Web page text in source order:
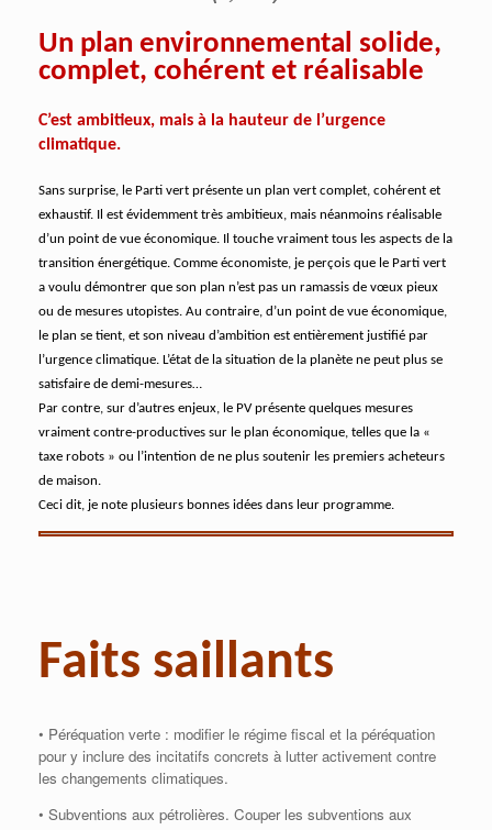
Un plan environnemental solide,
complet, cohérent et réalisable
C’est ambitieux, mais à la hauteur de l’urgence
climatique.
Sans surprise, le Parti vert présente un plan vert complet, cohérent et
exhaustif. Il est évidemment très ambitieux, mais néanmoins réalisable
d’un point de vue économique. Il touche vraiment tous les aspects de la
transition énergétique. Comme économiste, je perçois que le Parti vert
a voulu démontrer que son plan n’est pas un ramassis de vœux pieux
ou de mesures utopistes. Au contraire, d’un point de vue économique,
le plan se tient, et son niveau d’ambition est entièrement justifié par
l’urgence climatique. L’état de la situation de la planète ne peut plus se
satisfaire de demi-mesures…
Par contre, sur d’autres enjeux, le PV présente quelques mesures
vraiment contre-productives sur le plan économique, telles que la «
taxe robots » ou l’intention de ne plus soutenir les premiers acheteurs
de maison.
Ceci dit, je note plusieurs bonnes idées dans leur programme.
Faits saillants
• Péréquation verte : modifier le régime fiscal et la péréquation
pour y inclure des incitatifs concrets à lutter activement contre
les changements climatiques.
• Subventions aux pétrolières. Couper les subventions aux